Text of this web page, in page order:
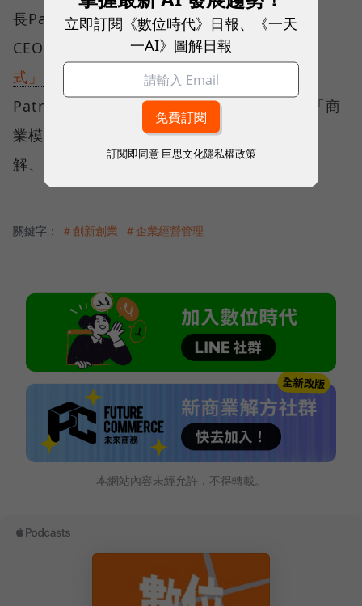
長Patrick van der Pijl首度來台，針對企業
CEO，
專題演講「成長與轉型－創新商業模
式」
12月12日創業之星Demo Show活動
Patrick van der Pijl則是針對創業者，分享「商
業模式與創新創業」議題。趁此機會，徹底了
解、設計、檢查、實行種種可能的獲利模式。
關鍵字： ＃創新創業 ＃企業經營管理
本網站內容未經允許，不得轉載。
立即訂閱《數位時代》日報、《一天
一AI》圖解日報
訂閱即同意 巨思文化隱私權政策